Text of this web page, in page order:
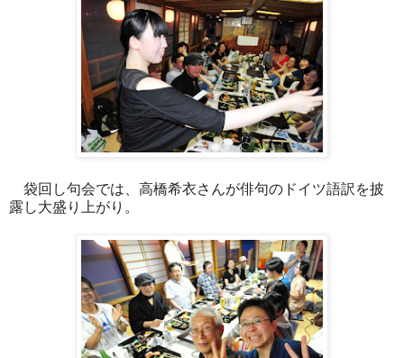
袋回し句会では、 高橋希衣さんが俳句のドイツ語訳を披
露し大盛り上がり。